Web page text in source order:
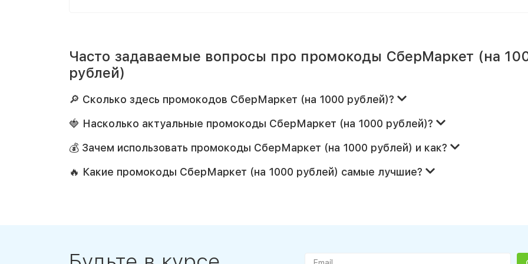
Часто задаваемые вопросы про промокоды СберМаркет (на
рублей)
🔎 Сколько здесь промокодов СберМаркет (на 1000 рублей)?
🍓 Насколько актуальные промокоды СберМаркет (на 1000 рублей)?
💰 Зачем использовать промокоды СберМаркет (на 1000 рублей) и как?
🔥 Какие промокоды СберМаркет (на 1000 рублей) самые лучшие?